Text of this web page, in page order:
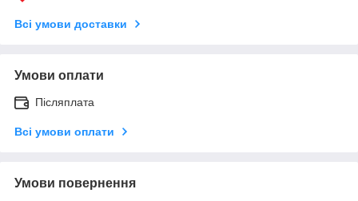
Всі умови доставки
Умови оплати
Післяплата
Всі умови оплати
Умови повернення